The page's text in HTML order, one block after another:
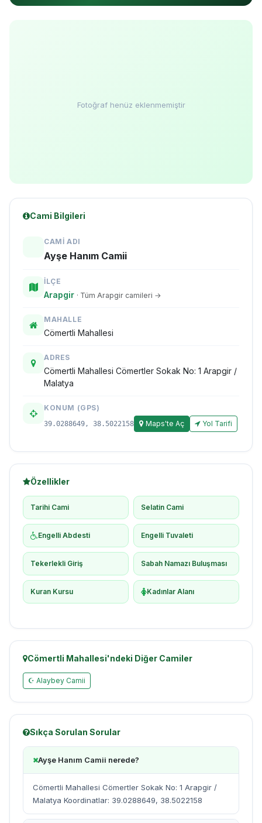
Fotoğraf henüz eklenmemiştir
Cami Bilgileri
CAMI ADI
Ayşe Hanım Camii
İLÇE
Arapgir · Tüm Arapgir camileri →
MAHALLE
Cömertli Mahallesi
ADRES
Cömertli Mahallesi Cömertler Sokak No: 1 Arapgir /
Malatya
KONUM (GPS)
39.0288649, 38.5022158 Maps'te Aç Yol Tarifi
Özellikler
Tarihi Cami Selatin Cami
Engelli Abdesti Engelli Tuvaleti
Tekerlekli Giriş Sabah Namazı Buluşması
Kuran Kursu Kadınlar Alanı
Cömertli Mahallesi'ndeki Diğer Camiler
☪ Alaybey Camii
Sıkça Sorulan Sorular
Ayşe Hanım Camii nerede?
Cömertli Mahallesi Cömertler Sokak No: 1 Arapgir /
Malatya Koordinatlar: 39.0288649, 38.5022158